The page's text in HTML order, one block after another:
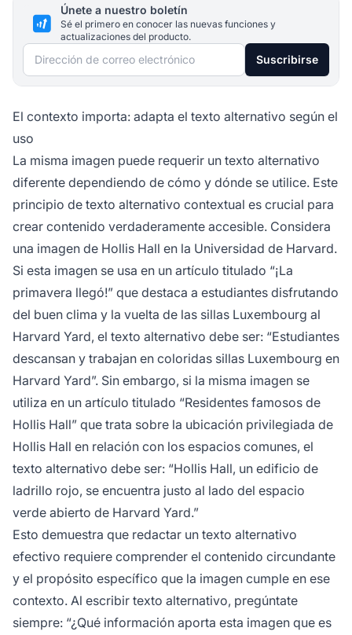
Únete a nuestro boletín
Sé el primero en conocer las nuevas funciones y
actualizaciones del producto.
Dirección de correo electrónico Suscribirse
El contexto importa: adapta el texto alternativo según el
uso
La misma imagen puede requerir un texto alternativo
diferente dependiendo de cómo y dónde se utilice. Este
principio de texto alternativo contextual es crucial para
crear contenido verdaderamente accesible. Considera
una imagen de Hollis Hall en la Universidad de Harvard.
Si esta imagen se usa en un artículo titulado “¡La
primavera llegó!” que destaca a estudiantes disfrutando
del buen clima y la vuelta de las sillas Luxembourg al
Harvard Yard, el texto alternativo debe ser: “Estudiantes
descansan y trabajan en coloridas sillas Luxembourg en
Harvard Yard”. Sin embargo, si la misma imagen se
utiliza en un artículo titulado “Residentes famosos de
Hollis Hall” que trata sobre la ubicación privilegiada de
Hollis Hall en relación con los espacios comunes, el
texto alternativo debe ser: “Hollis Hall, un edificio de
ladrillo rojo, se encuentra justo al lado del espacio
verde abierto de Harvard Yard.”
Esto demuestra que redactar un texto alternativo
efectivo requiere comprender el contenido circundante
y el propósito específico que la imagen cumple en ese
contexto. Al escribir texto alternativo, pregúntate
siempre: “¿Qué información aporta esta imagen que es